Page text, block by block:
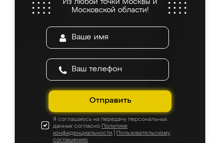
Из любой точки Москвы и
Московской области!
Отправить
Я соглашаюсь на передачу персональных
данных согласно Политике
конфиденциальности
Пользовательскому
соглашению